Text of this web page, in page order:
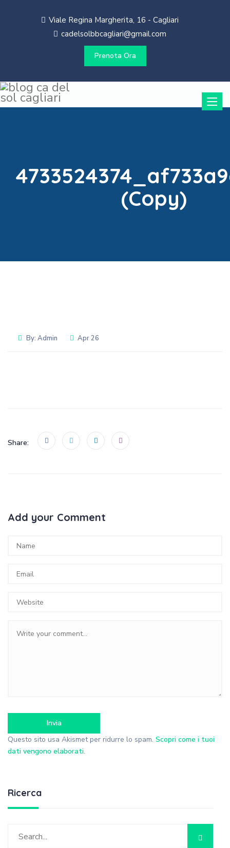
Viale Regina Margherita, 16 - Cagliari
cadelsolbbcagliari@gmail.com
Prenota Ora
Toggle
(Copy)
By: Admin Apr 26
Share:
Add your Comment
Questo sito usa Akismet per ridurre lo spam. Scopri come i tuoi
dati vengono elaborati.
Ricerca